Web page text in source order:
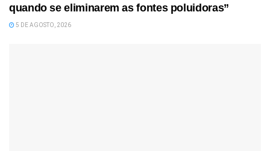
quando se eliminarem as fontes poluidoras”
5 DE AGOSTO, 2026